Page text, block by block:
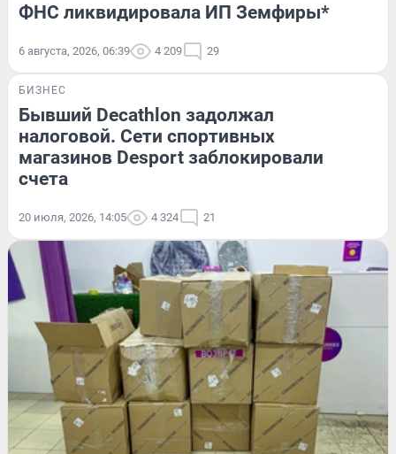
ФНС ликвидировала ИП Земфиры*
6 августа, 2026, 06:39 4 209 29
БИЗНЕС
Бывший Decathlon задолжал
налоговой. Сети спортивных
магазинов Desport заблокировали
счета
20 июля, 2026, 14:05 4 324 21